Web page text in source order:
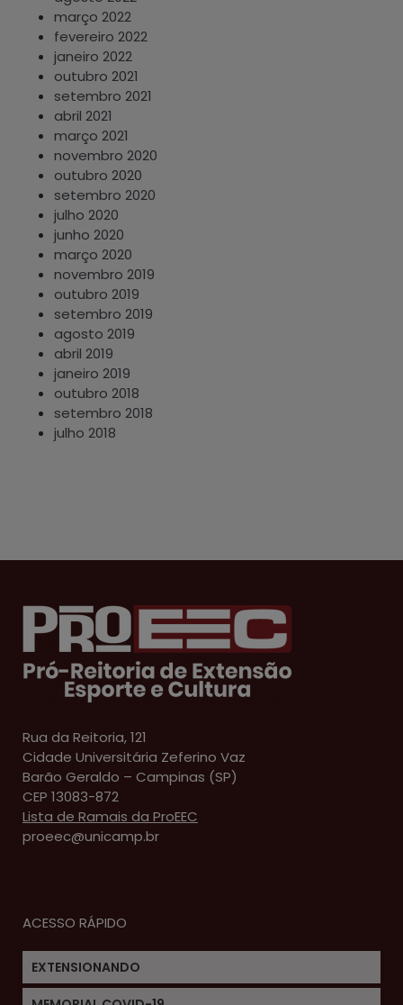
março 2022
fevereiro 2022
janeiro 2022
outubro 2021
setembro 2021
abril 2021
março 2021
novembro 2020
outubro 2020
setembro 2020
julho 2020
junho 2020
março 2020
novembro 2019
outubro 2019
setembro 2019
agosto 2019
abril 2019
janeiro 2019
outubro 2018
setembro 2018
julho 2018
Rua da Reitoria, 121
Cidade Universitária Zeferino Vaz
Barão Geraldo – Campinas (SP)
CEP 13083-872
Lista de Ramais da ProEEC
proeec@unicamp.br
ACESSO RÁPIDO
EXTENSIONANDO